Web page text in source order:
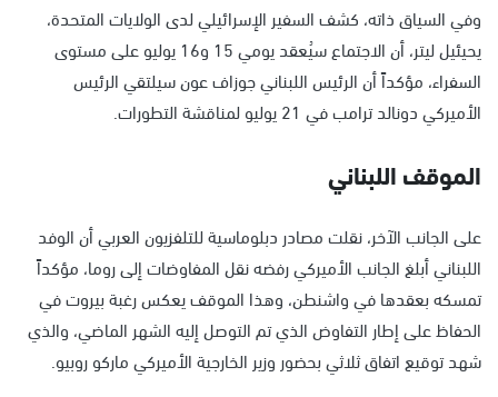
وفي السياق ذاته، كشف السفير الإسرائيلي لدى الولايات المتحدة،
يحيئيل ليتر، أن الاجتماع سيُعقد يومي 15 و16 يوليو على مستوى
السفراء، مؤكداً أن الرئيس اللبناني جوزاف عون سيلتقي الرئيس
الأميركي دونالد ترامب في 21 يوليو لمناقشة التطورات.
الموقف اللبناني
على الجانب الآخر، نقلت مصادر دبلوماسية للتلفزيون العربي أن الوفد
اللبناني أبلغ الجانب الأميركي رفضه نقل المفاوضات إلى روما، مؤكداً
تمسكه بعقدها في واشنطن، وهذا الموقف يعكس رغبة بيروت في
الحفاظ على إطار التفاوض الذي تم التوصل إليه الشهر الماضي، والذي
شهد توقيع اتفاق ثلاثي بحضور وزير الخارجية الأميركي ماركو روبيو.